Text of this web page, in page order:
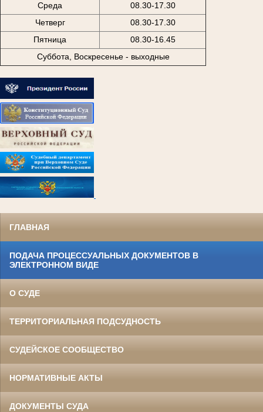
Среда
08.30-17.30
Четверг
08.30-17.30
Пятница
08.30-16.45
Суббота, Воскресенье - выходные
.
ГЛАВНАЯ
ПОДАЧА ПРОЦЕССУАЛЬНЫХ ДОКУМЕНТОВ В
ЭЛЕКТРОННОМ ВИДЕ
О СУДЕ
ТЕРРИТОРИАЛЬНАЯ ПОДСУДНОСТЬ
СУДЕЙСКОЕ СООБЩЕСТВО
НОРМАТИВНЫЕ АКТЫ
ДОКУМЕНТЫ СУДА